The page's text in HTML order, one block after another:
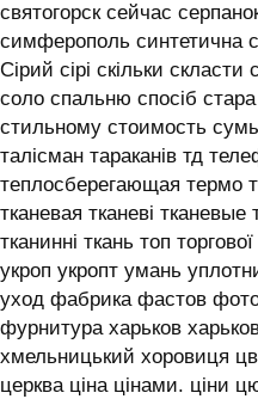
святогорск сейчас
симферополь синтетична
Сірий сірі скільки
соло спальню спосіб
стильному стоимость
талісман тараканів тд
теплосберегающая термо
тканевая тканеві тканевые
тканинні ткань топ
укроп укропт умань
уход фабрика фастов
фурнитура харьков
хмельницький хоровиця
церква ціна цінами. ціни